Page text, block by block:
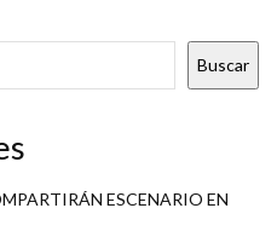
Buscar
ESCENARIO EN